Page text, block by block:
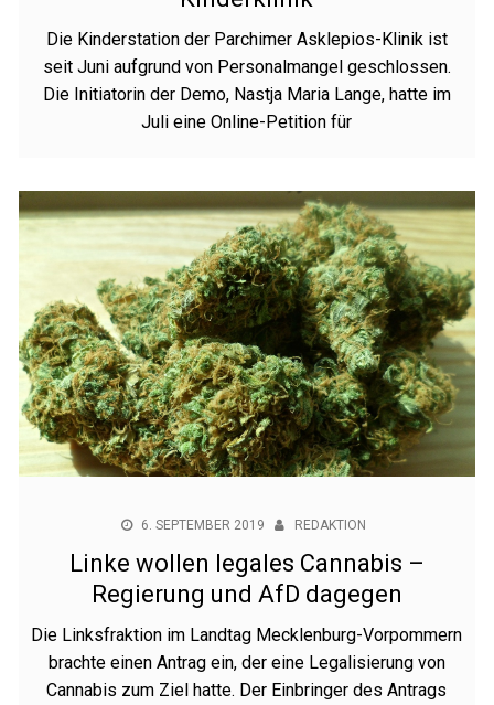
Die Kinderstation der Parchimer Asklepios-Klinik ist
seit Juni aufgrund von Personalmangel geschlossen.
Die Initiatorin der Demo, Nastja Maria Lange, hatte im
Juli eine Online-Petition für
6. SEPTEMBER 2019 REDAKTION
Linke wollen legales Cannabis –
Regierung und AfD dagegen
Die Linksfraktion im Landtag Mecklenburg-Vorpommern
brachte einen Antrag ein, der eine Legalisierung von
Cannabis zum Ziel hatte. Der Einbringer des Antrags